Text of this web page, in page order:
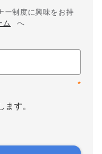
ー制度に興味をお持
ム へ
*
す。